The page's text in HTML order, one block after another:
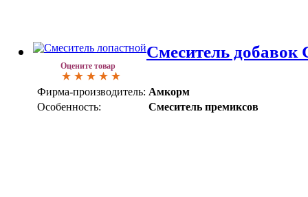
Оцените товар
Смеситель
Фирма-производитель: Амкорм
Особенность:
Смеситель премиксов